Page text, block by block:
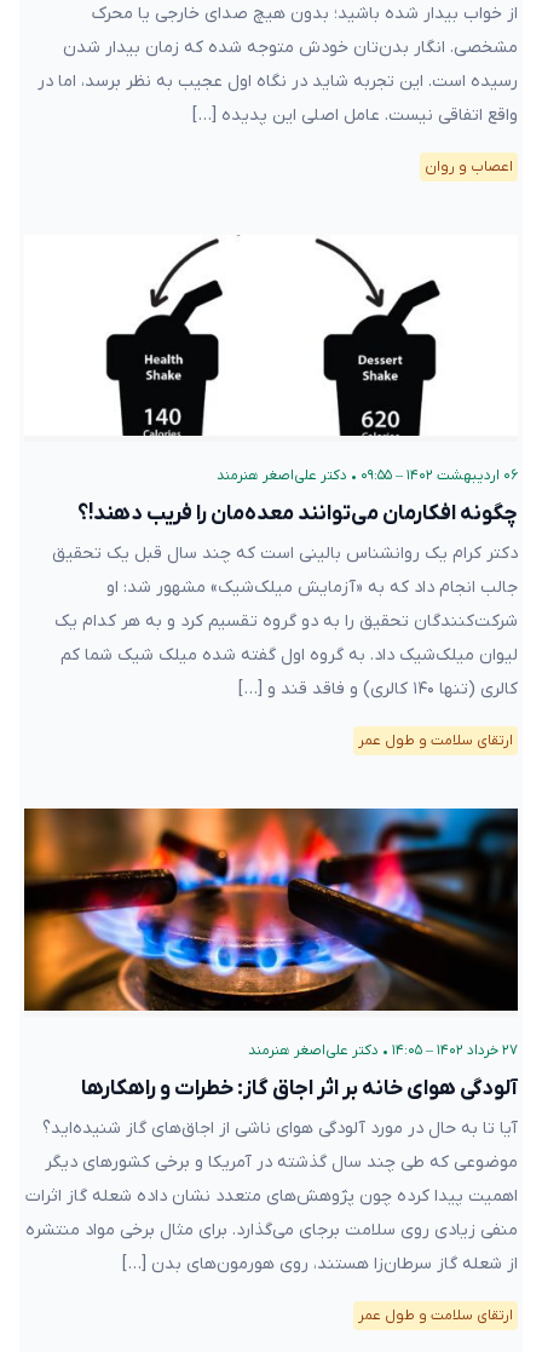
از خواب بیدار شده باشید؛ بدون هیچ صدای خارجی یا محرک
مشخصی. انگار بدن‌تان خودش متوجه شده که زمان بیدار شدن
رسیده است. این تجربه شاید در نگاه اول عجیب به نظر برسد، اما در
واقع اتفاقی نیست. عامل اصلی این پدیده […]
اعصاب و روان
۰۶ اردیبهشت ۱۴۰۲ – ۰۹:۵۵ • دکتر علی‌اصغر هنرمند
چگونه افکارمان می‌توانند معده‌مان را فریب دهند!؟
دکتر کرام یک روانشناس بالینی است که چند سال قبل یک تحقیق
جالب انجام داد که به «آزمایش میلک‌شیک» مشهور شد: او
شرکت‌کنندگان تحقیق را به دو گروه تقسیم کرد و به هر کدام یک
لیوان میلک‌شیک داد. به گروه اول گفته شده میلک شیک شما کم
کالری (تنها ۱۴۰ کالری) و فاقد قند و […]
ارتقای سلامت و طول عمر
۲۷ خرداد ۱۴۰۲ – ۱۴:۰۵ • دکتر علی‌اصغر هنرمند
آلودگی هوای خانه بر اثر اجاق گاز: خطرات و راهکارها
آیا تا به حال در مورد آلودگی هوای ناشی از اجاق‌های گاز شنیده‌اید؟
موضوعی که طی چند سال گذشته در آمریکا و برخی کشورهای دیگر
اهمیت پیدا کرده چون پژوهش‌های متعدد نشان داده شعله گاز اثرات
منفی زیادی روی سلامت برجای می‌گذارد. برای مثال برخی مواد منتشره
از شعله گاز سرطان‌زا هستند، روی هورمون‌های بدن […]
ارتقای سلامت و طول عمر